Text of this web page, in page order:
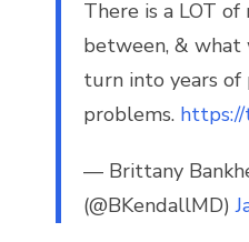
There is a LOT
between, & what
turn into years of
problems. https://
— Brittany
(@BKendallMD)